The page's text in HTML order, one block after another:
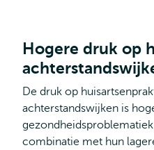
Hogere druk op
De druk op
achterstandswijken is
combinatie met hun